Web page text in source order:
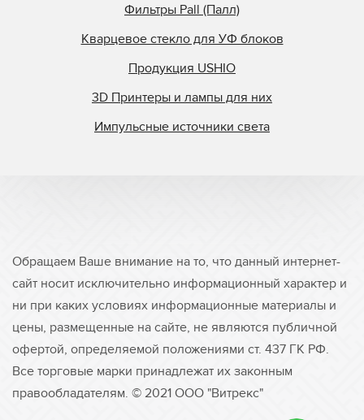
Фильтры Pall (Палл)
Кварцевое стекло для УФ блоков
Продукция USHIO
3D Принтеры и лампы для них
Импульсные источники света
Обращаем Ваше внимание на то, что данный интернет-
сайт носит исключительно информационный характер и
ни при каких условиях информационные материалы и
цены, размещенные на сайте, не являются публичной
офертой, определяемой положениями ст. 437 ГК РФ.
Все торговые марки принадлежат их законным
правообладателям. © 2021 ООО "Витрекс"